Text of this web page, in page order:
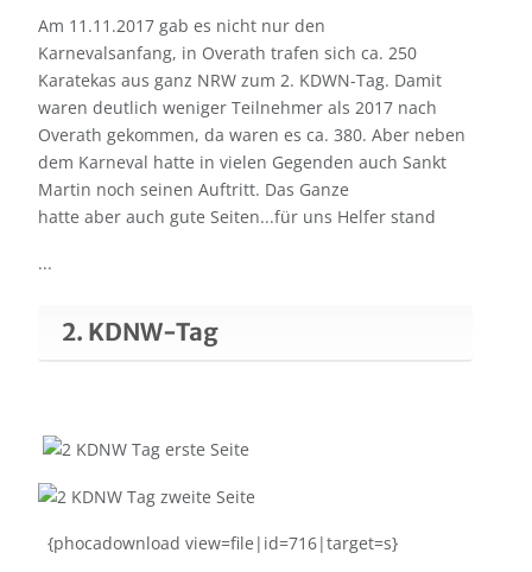
Am 11.11.2017 gab es nicht nur den
Karnevalsanfang, in Overath trafen sich ca. 250
Karatekas aus ganz NRW zum 2. KDWN-Tag. Damit
waren deutlich weniger Teilnehmer als 2017 nach
Overath gekommen, da waren es ca. 380. Aber neben
dem Karneval hatte in vielen Gegenden auch Sankt
Martin noch seinen Auftritt. Das Ganze
hatte aber auch gute Seiten...für uns Helfer stand
...
2. KDNW-Tag
{phocadownload view=file|id=716|target=s}